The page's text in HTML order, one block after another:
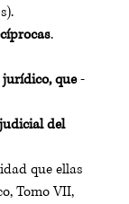
.
que -
del
que ellas
Tomo VII,